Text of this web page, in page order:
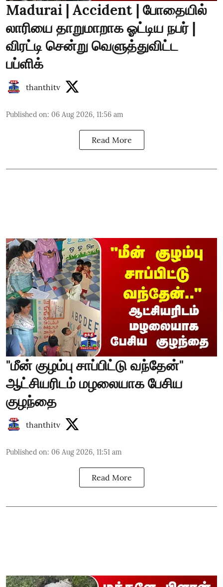
Madurai | Accident | போதையில்
லாரியை தாறுமாறாக ஓட்டிய நபர் |
விரட்டி சென்று வெளுத்துவிட்ட
பப்ளிக்
thanthitv
Published on: 06 Aug 2026, 11:56 am
Read More
"மீன் குழம்பு சாப்பிட்டு வந்தேன்"
ஆட்சியரிடம் மழலையாக பேசிய
குழந்தை
thanthitv
Published on: 06 Aug 2026, 11:51 am
Read More